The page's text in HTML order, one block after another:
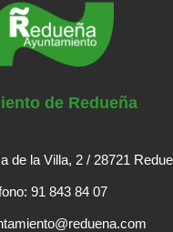
de Redueña
de la Villa, 2 / 28721
91 843 84 07